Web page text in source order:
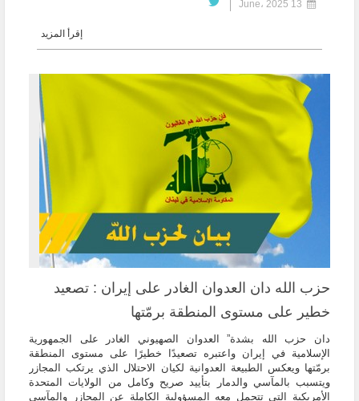
إقرأ المزيد
حزب الله دان العدوان الغادر على إيران : تصعيد
‏خطير على مستوى المنطقة برمّتها
دان حزب الله بشدة” العدوان الصهيوني الغادر على الجمهورية
الإسلامية في إيران واعتبره تصعيدًا ‏خطيرًا على مستوى المنطقة
برمّتها ويعكس الطبيعة العدوانية لكيان الاحتلال الذي يرتكب المجازر
‏ويتسبب بالمآسي والدمار بتأييد صريح وكامل من الولايات المتحدة
الأمريكية التي تتحمل معه ‏المسؤولية الكاملة عن المجازر والمآسي